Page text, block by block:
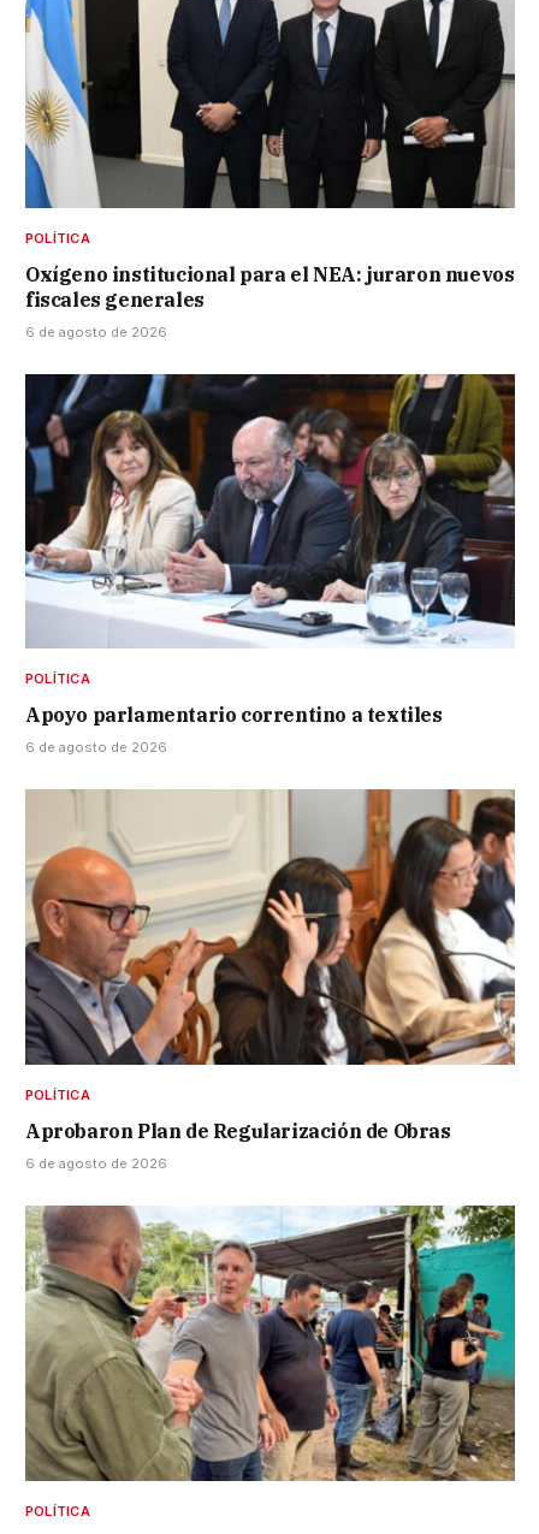
POLÍTICA
Oxígeno institucional para el NEA: juraron nuevos
fiscales generales
6 de agosto de 2026
POLÍTICA
Apoyo parlamentario correntino a textiles
6 de agosto de 2026
POLÍTICA
Aprobaron Plan de Regularización de Obras
6 de agosto de 2026
POLÍTICA